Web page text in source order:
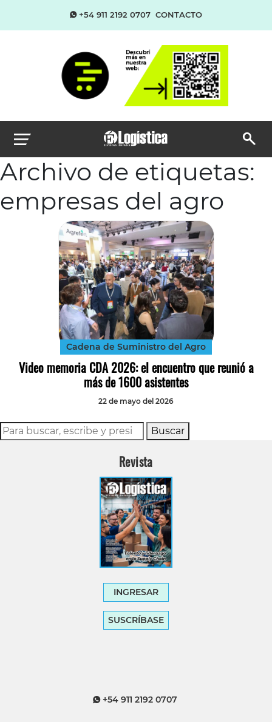
+54 911 2192 0707 CONTACTO
Archivo de etiquetas:
empresas del agro
Cadena de Suministro del Agro
Video memoria CDA 2026: el encuentro que reunió a
más de 1600 asistentes
22 de mayo del 2026
Buscar
Revista
INGRESAR
SUSCRÍBASE
+54 911 2192 0707